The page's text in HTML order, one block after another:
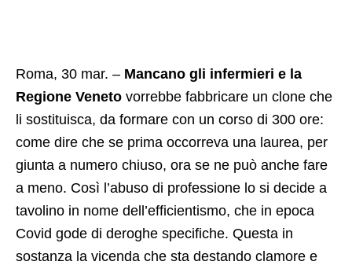
Roma, 30 mar. – Mancano gli infermieri e la
Regione Veneto vorrebbe fabbricare un clone che
li sostituisca, da formare con un corso di 300 ore:
come dire che se prima occorreva una laurea, per
giunta a numero chiuso, ora se ne può anche fare
a meno. Così l’abuso di professione lo si decide a
tavolino in nome dell’efficientismo, che in epoca
Covid gode di deroghe specifiche. Questa in
sostanza la vicenda che sta destando clamore e